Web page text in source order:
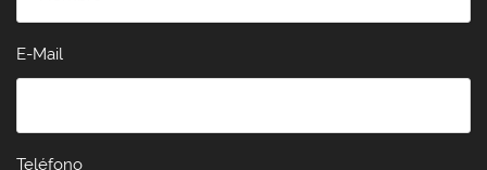
E-Mail
Teléfono